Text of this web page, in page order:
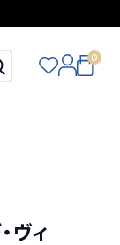
0
ヴィ